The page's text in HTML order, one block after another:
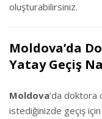
oluşturabilirsiniz.
Moldova’da
Yatay Geçiş
Moldova‘da doktora
istediğinizde geçiş